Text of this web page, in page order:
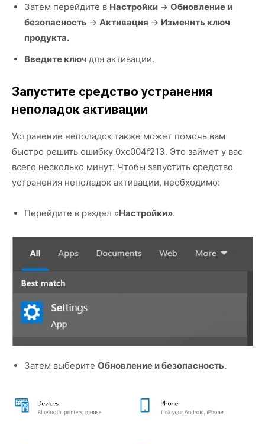
Затем перейдите в Настройки → Обновление и
безопасность → Активация → Изменить ключ
продукта.
Введите ключ для активации.
Запустите средство устранения
неполадок активации
Устранение неполадок также может помочь вам
быстро решить ошибку 0xc004f213. Это займет у вас
всего несколько минут. Чтобы запустить средство
устранения неполадок активации, необходимо:
Перейдите в раздел «Настройки».
Затем выберите Обновление и безопасность.